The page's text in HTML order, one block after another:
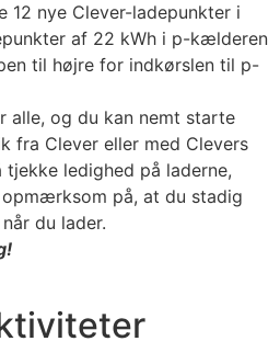
12 nye Clever-ladepunkter i
af 22 kWh i p-kælderen
til højre for indkørslen til p-
alle, og du kan nemt starte
fra Clever eller med Clevers
tjekke ledighed på laderne,
på, at du stadig
du lader.